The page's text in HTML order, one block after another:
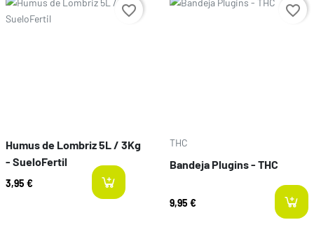
Preço
Humus de Lombriz 5L / 3Kg
- SueloFertil
3,95 € last-items
favorite_border Preço
THC
Bandeja Plugins - THC
9,95 €
favorite_border